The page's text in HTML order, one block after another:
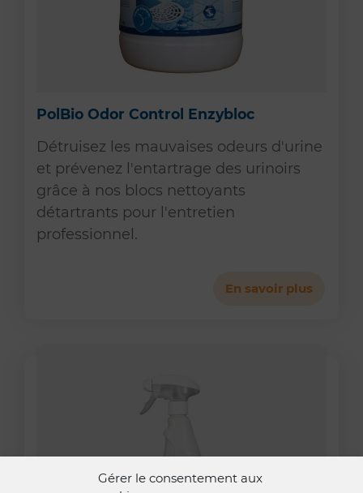
Gérer le consentement aux
PolBio Odor Control Enzybloc
Détruisez les mauvaises odeurs d'urine
et prévenez l'entartrage des urinoirs
grâce à nos blocs nettoyants
détartrants pour l'entretien
professionnel.
En savoir plus